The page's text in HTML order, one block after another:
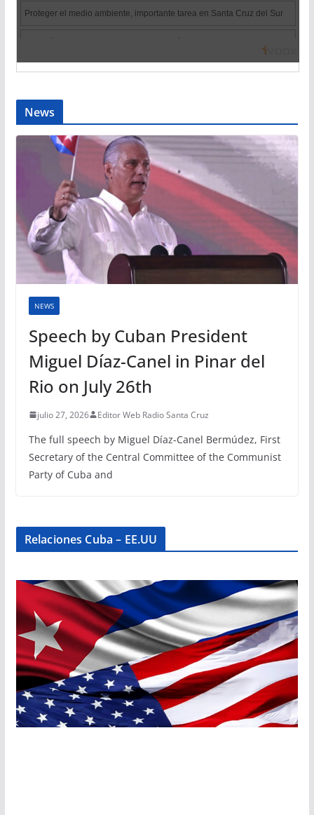
News
NEWS
Speech by Cuban President
Miguel Díaz-Canel in Pinar del
Rio on July 26th
julio 27, 2026 Editor Web Radio Santa Cruz
The full speech by Miguel Díaz-Canel Bermúdez, First
Secretary of the Central Committee of the Communist
Party of Cuba and
Relaciones Cuba – EE.UU